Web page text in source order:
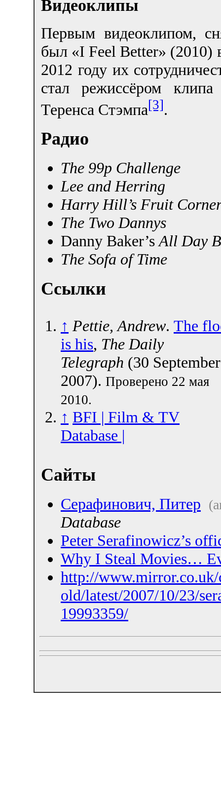
Видеоклипы
Первым видеоклипом,
был «I Feel Better» (2010)
2012 году их
стал режиссёром
Теренса Стэмпа[3].
Радио
The 99p Challenge
Lee and Herring
Harry Hill’s Fruit
The Two Dannys
Danny Baker’s All Day
The Sofa of Time
Ссылки
↑ Pettie, Andrew. The
is his, The Daily
Telegraph (30 September
2007). Проверено 22 мая
2010.
↑ BFI | Film & TV
Database |
Сайты
Серафинович, Питер
Database
Peter Serafinowicz’s
Why I Steal Movies…
http://www.mirror.co.uk/
old/latest/2007/10/23/
19993359/